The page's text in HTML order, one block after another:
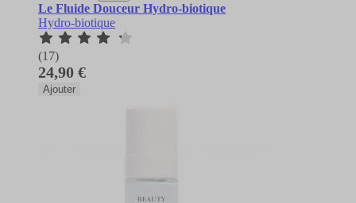
Le Fluide Douceur Hydro-biotique
Hydro-biotique
(17)
24,90 €
Ajouter